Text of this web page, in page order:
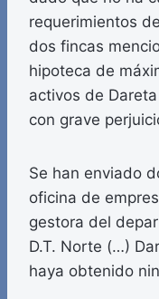
requerimientos
dos fincas
hipoteca de
activos de
con grave
Se han enviado
oficina de
gestora del
D.T. Norte (…)
haya obtenido